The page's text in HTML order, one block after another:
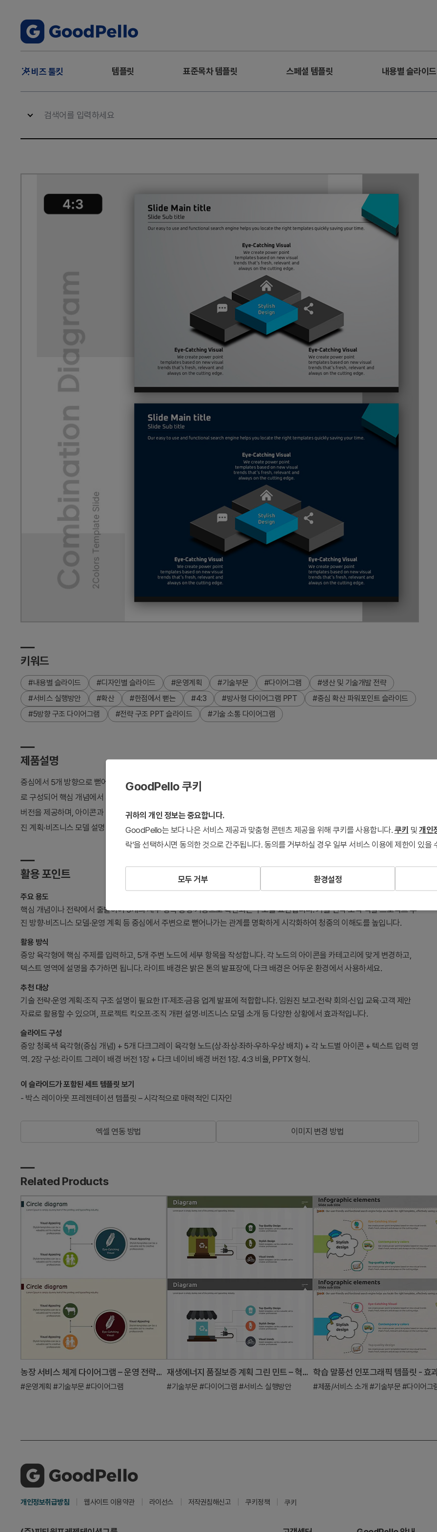
주
뉴
비즈 툴킷 템플릿 표준목차 템플릿 스페셜 템플릿 내용별 슬라이드
키워드
#내용별 슬라이드 #디자인별 슬라이드 #운영계획 #기술부문 #다이어그램
#생산 및 기술개발 전략
#서비스 실행방안
#확산 #한점에서 뻗는 #4:3 #방사형 다이어그램 PPT
#중심 확산 파워포인트 슬라이드
#5방향 구조 다이어그램
#전략 구조 PPT 슬라이드 #기술 소통 다이어그램
제품설명
중심에서 5개 방향으로 뻗어나가는 방사형 다이어그램 파워포인트 슬라이드입니다. 청록색 중심 육각형과 다크그레이 주변 노드
로 구성되어 핵심 개념에서 세부 전략·기술·소통·운영으로 확산되는 구조를 시각화합니다. 2장 구성으로 라이트 배경과 다크 배경
버전을 제공하며, 아이콘과 텍스트 영역을 통해 각 항목의 설명을 명확하게 표현할 수 있습니다. 기술 전략·조직 구조·프로젝트 추
진 계획·비즈니스 모델 설명 등 다양한 발표 상황에서 즉시 활용 가능한 프레젠테이션 자료입니다.
활용 포인트
주요 용도
핵심 개념이나 전략에서 출발하여 5개의 세부 항목·방향·기능으로 확산되는 구조를 표현합니다. 기술 전략·조직 역할·프로젝트 추
진 방향·비즈니스 모델·운영 계획 등 중심에서 주변으로 뻗어나가는 관계를 명확하게 시각화하여 청중의 이해도를 높입니다.
활용 방식
중앙 육각형에 핵심 주제를 입력하고, 5개 주변 노드에 세부 항목을 작성합니다. 각 노드의 아이콘을 카테고리에 맞게 변경하고,
텍스트 영역에 설명을 추가하면 됩니다. 라이트 배경은 밝은 톤의 발표장에, 다크 배경은 어두운 환경에서 사용하세요.
추천 대상
기술 전략·운영 계획·조직 구조 설명이 필요한 IT·제조·금융 업계 발표에 적합합니다. 임원진 보고·전략 회의·신입 교육·고객 제안
자료로 활용할 수 있으며, 프로젝트 킥오프·조직 개편 설명·비즈니스 모델 소개 등 다양한 상황에서 효과적입니다.
슬라이드 구성
중앙 청록색 육각형(중심 개념) + 5개 다크그레이 육각형 노드(상·좌상·좌하·우하·우상 배치) + 각 노드별 아이콘 + 텍스트 입력 영
역. 2장 구성: 라이트 그레이 배경 버전 1장 + 다크 네이비 배경 버전 1장. 4:3 비율, PPTX 형식.
이 슬라이드가 포함된 세트 템플릿 보기
- 박스 레이아웃 프레젠테이션 템플릿 – 시각적으로 매력적인 디자인
엑셀 연동 방법 이미지 변경 방법
Related Products
농장 서비스 체계 다이어그램 – 운영 전략과 기술적 접근
#운영계획 #기술부문 #다이어그램
재생에너지 품질보증 계획 그린 민트 – 혁신적 서비스 실행 방안
#기술부문 #다이어그램 #서비스 실행방안 #제품/서비스 소개 #기술부문 #다이어그
개인정보취급방침 웹사이트 이용약관 라이선스 저작권침해신고 쿠키정책 쿠키
GoodPello 쿠키
귀하의 개인 정보는 중요합니다.
GoodPello는 보다 나은 서비스 제공과 맞춤형 콘텐츠 제공을 위해 쿠키를 사용합니다. 쿠키 및 개인
락'을 선택하시면 동의한 것으로 간주됩니다. 동의를 거부하실 경우 일부 서비스 이용에 제한이 있을
모두 거부 환경설정